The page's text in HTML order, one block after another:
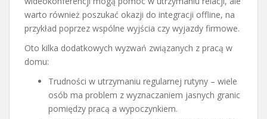
warto również poszukać okazji do integracji offline, na
przykład poprzez wspólne wyjścia czy wyjazdy firmowe.
Oto kilka dodatkowych wyzwań związanych z pracą w
domu:
Trudności w utrzymaniu regularnej rutyny – wiele
osób ma problem z wyznaczaniem jasnych granic
pomiędzy pracą a wypoczynkiem.